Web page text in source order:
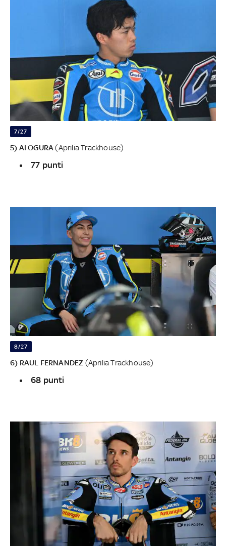
7/27
5) AI OGURA(Aprilia Trackhouse)
77 punti
8/27
6) RAUL FERNANDEZ (Aprilia Trackhouse)
68 punti